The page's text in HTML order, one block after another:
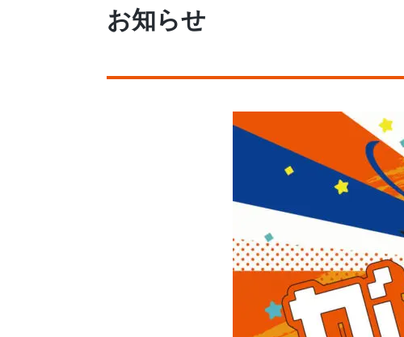
お知らせ